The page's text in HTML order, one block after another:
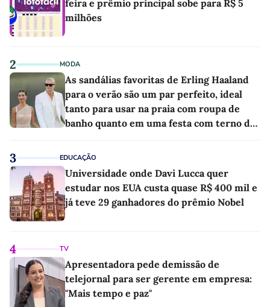
feira e prêmio principal sobe para R$ 5
milhões
2 MODA
As sandálias favoritas de Erling Haaland
para o verão são um par perfeito, ideal
tanto para usar na praia com roupa de
banho quanto em uma festa com terno de
3 EDUCAÇÃO
Universidade onde Davi Lucca quer
estudar nos EUA custa quase R$ 400 mil e
já teve 29 ganhadores do prêmio Nobel
4 TV
Apresentadora pede demissão de
telejornal para ser gerente em empresa:
"Mais tempo e paz"